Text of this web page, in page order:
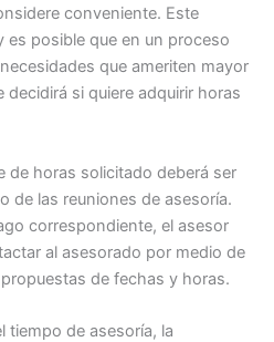
conveniente. Este
posible que en un proceso
que ameriten mayor
decidirá si quiere adquirir horas
de horas solicitado deberá ser
de las reuniones de asesoría.
correspondiente, el asesor
al asesorado por medio de
de fechas y horas.
tiempo de asesoría, la